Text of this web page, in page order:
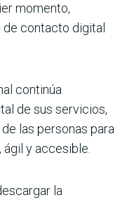
momento,
contacto digital
continúa
de sus servicios,
las personas para
y accesible.
la